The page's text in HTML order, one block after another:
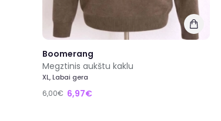
Boomerang
Megztinis aukštu kaklu
XL, Labai gera
6,00€ 6,97€